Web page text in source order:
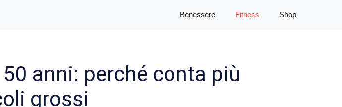
Benessere Fitness Shop
anni: perché conta più
grossi